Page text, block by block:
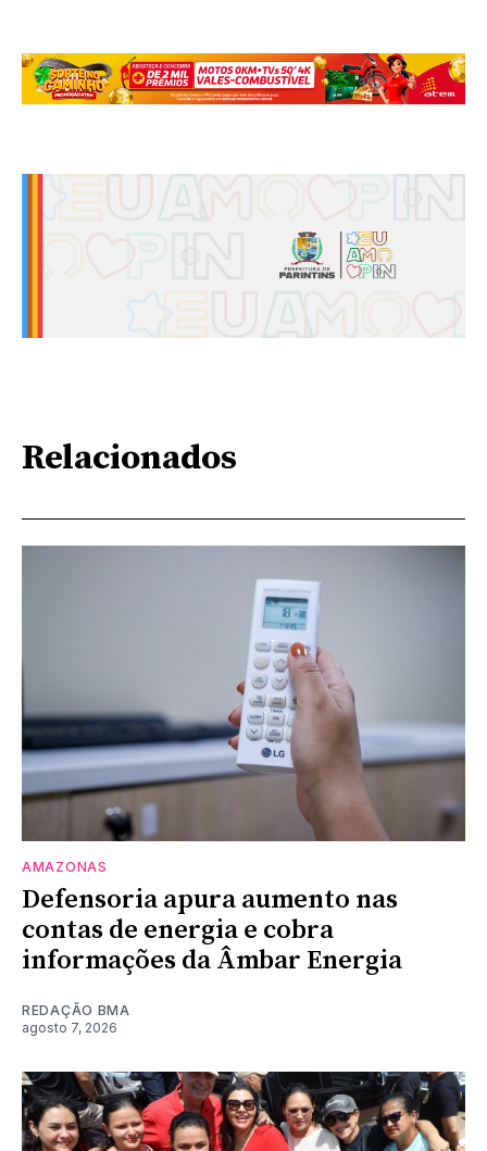
Relacionados
AMAZONAS
Defensoria apura aumento nas
contas de energia e cobra
informações da Âmbar Energia
REDAÇÃO BMA
agosto 7, 2026